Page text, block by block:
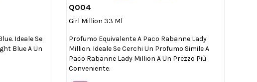
Ideale Se
Blue A Un
Q004
Girl Million 33 Ml
Profumo Equivalente A Paco Rabanne Lady
Million. Ideale Se Cerchi Un Profumo Simile A
Paco Rabanne Lady Million A Un Prezzo Più
Conveniente.